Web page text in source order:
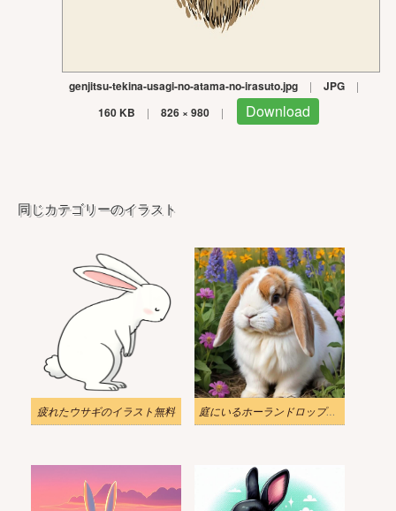
genjitsu-tekina-usagi-no-atama-no-irasuto.jpg | JPG |
160 KB | 826 × 980 | Download
同じカテゴリーのイラスト
疲れたウサギのイラスト無料 庭にいるホーランドロップウサギのイラスト